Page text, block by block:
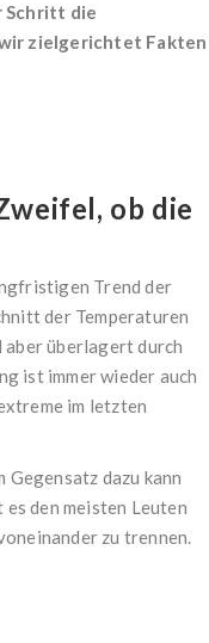
Schritt die
zielgerichtet Fakten
ob die
Trend der
der Temperaturen
überlagert durch
ist immer wieder auch
im letzten
dazu kann
den meisten Leuten
zu trennen.